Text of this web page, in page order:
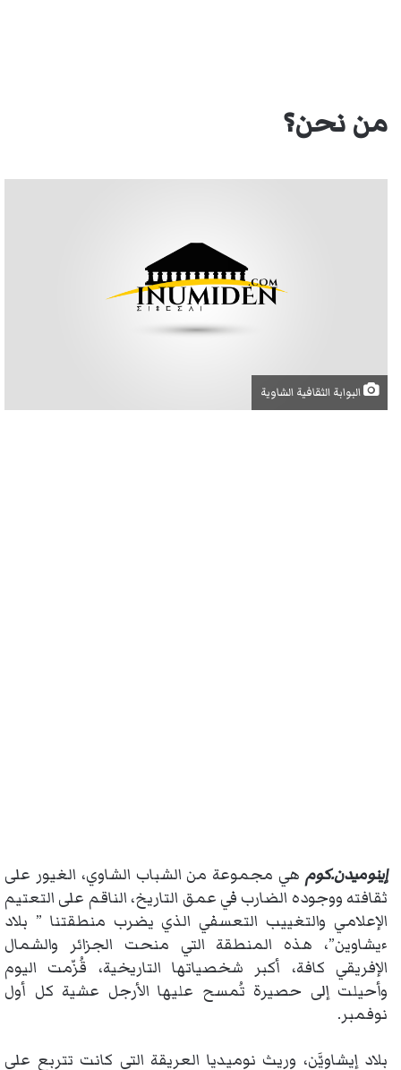
من نحن؟
البوابة الثقافية الشاوية
إينوميدن.كوم هي مجموعة من الشباب الشاوي، الغيور على
ثقافته ووجوده الضارب في عمق التاريخ، الناقم على التعتيم
الإعلامي والتغييب التعسفي الذي يضرب منطقتنا ” بلاد
ءيشاوين”، هذه المنطقة التي منحت الجزائر والشمال
الإفريقي كافة، أكبر شخصياتها التاريخية، قُزّمت اليوم
وأحيلت إلى حصيرة تُمسح عليها الأرجل عشية كل أول
نوفمبر.
بلاد إيشاويَّن، وريث نوميديا العريقة التي كانت تتربع على